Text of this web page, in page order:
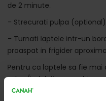
de 2 minute.
– Strecurati pulpa (optional)
– Turnati laptele intr-un
proaspat in frigider
Pentru ca laptele sa fie
zahar/indulcitor sau chiar
Proteina de canepa poate